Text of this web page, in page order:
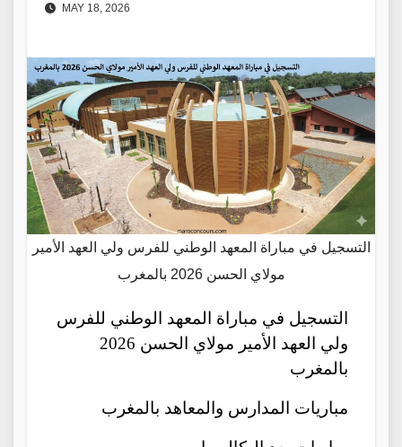
MAY 18, 2026
التسجيل في مباراة المعهد الوطني للفرس ولي العهد الأمير
مولاي الحسن 2026 بالمغرب
التسجيل في مباراة المعهد الوطني للفرس
ولي العهد الأمير مولاي الحسن 2026
بالمغرب
مباريات المدارس والمعاهد بالمغرب